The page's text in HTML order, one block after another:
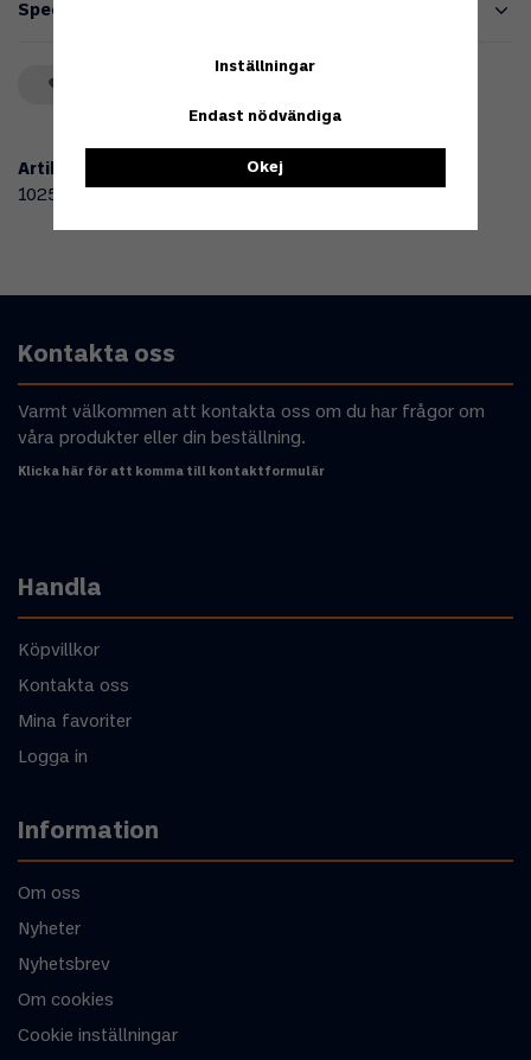
Specifikationer
Artikelnummer:
102576
Kontakta oss
Varmt välkommen att kontakta oss om du har frågor om
våra produkter eller din beställning.
Klicka här för att komma till kontaktformulär
Handla
Köpvillkor
Kontakta oss
Mina favoriter
Logga in
Information
Om oss
Nyheter
Nyhetsbrev
Om cookies
Cookie inställningar
Inställningar
Endast nödvändiga
Okej